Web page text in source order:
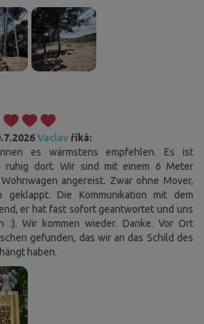
Vaclav říká:
es wärmstens empfehlen. Es ist
ruhig dort. Wir sind mit einem 6 Meter
angereist. Zwar ohne Mover,
Die Kommunikation mit dem
er hat fast sofort geantwortet und uns
:). Wir kommen wieder. Danke. Vor Ort
gefunden, das wir an das Schild des
haben.